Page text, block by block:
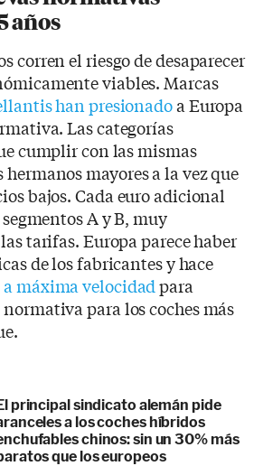
años
corren el riesgo de desaparecer
viables. Marcas
han presionadoa Europa
Las categorías
cumplir con las mismas
mayores a la vez que
bajos. Cada euro adicional
A y B, muy
tarifas. Europa parece haber
de los fabricantes y hace
máxima velocidadpara
para los coches más
principal sindicato alemán pide
a los coches híbridos
chinos: sin un 30% más
que los europeos